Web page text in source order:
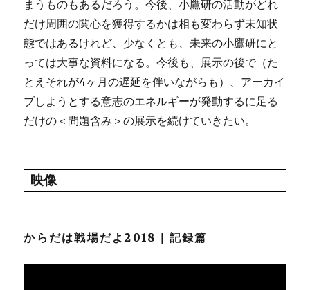
まうものもあるだろう。今後、小鷹研の活動がどれ
だけ周囲の関心を獲得するかは相も変わらず未知状
態ではあるけれど、少なくとも、未来の小鷹研にと
っては大事な資料になる。今後も、展示の後で（た
とえそれが4ヶ月の遅延を伴いながらも）、アーカイ
ブしようとする意志のエネルギーが発動するに足る
だけの＜問題含み＞の展示を続けていきたい。
映像
からだは戦場だよ2018｜記録篇